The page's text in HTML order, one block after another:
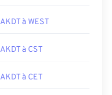
AKDT à WEST
AKDT à CST
AKDT à CET